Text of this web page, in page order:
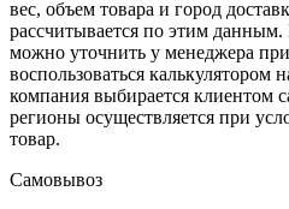
вес, объем товара и город
рассчитывается по этим
можно уточнить у менеджера
воспользоваться калькулятором
компания выбирается клиентом
регионы осуществляется при
товар.
Самовывоз